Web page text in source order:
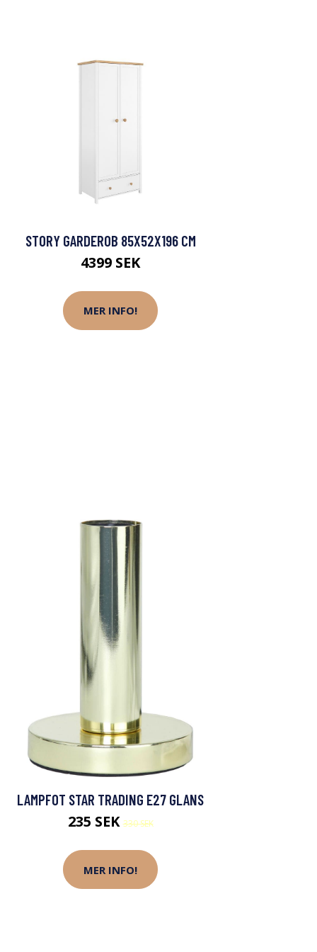
STORY GARDEROB 85X52X196 CM
4399 SEK
MER INFO!
LAMPFOT STAR TRADING E27 GLANS
235 SEK330 SEK
MER INFO!